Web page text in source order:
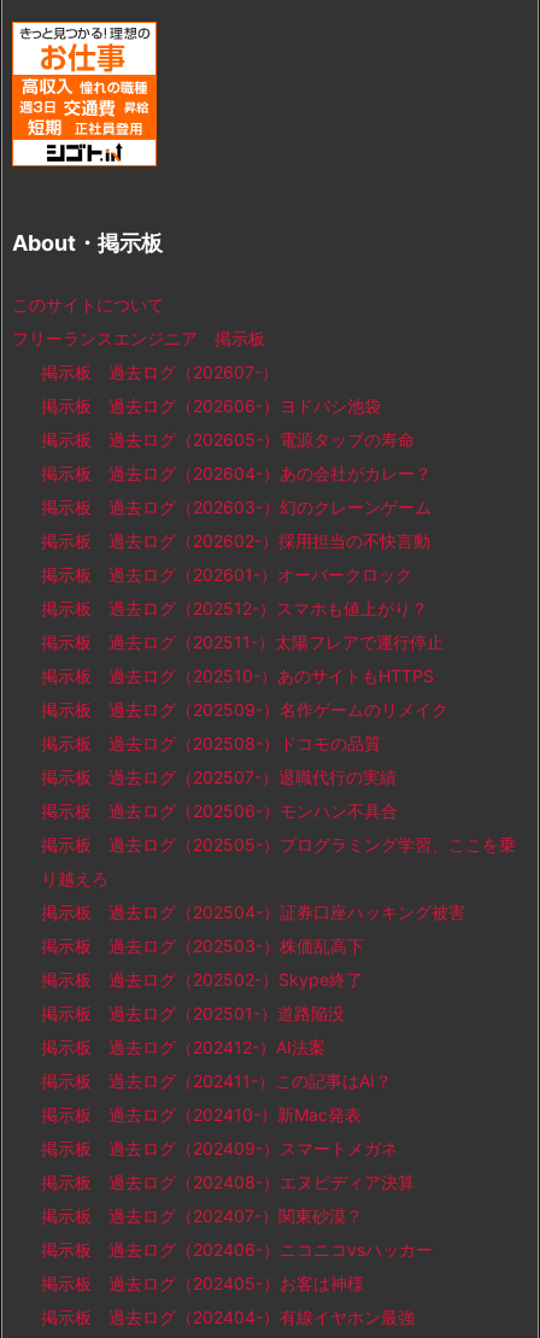
About・掲示板
このサイトについて
フリーランスエンジニア 掲示板
掲示板 過去ログ（202607-）
掲示板 過去ログ（202606-）ヨドバシ池袋
掲示板 過去ログ（202605-）電源タップの寿命
掲示板 過去ログ（202604-）あの会社がカレー？
掲示板 過去ログ（202603-）幻のクレーンゲーム
掲示板 過去ログ（202602-）採用担当の不快言動
掲示板 過去ログ（202601-）オーバークロック
掲示板 過去ログ（202512-）スマホも値上がり？
掲示板 過去ログ（202511-）太陽フレアで運行停止
掲示板 過去ログ（202510-）あのサイトもHTTPS
掲示板 過去ログ（202509-）名作ゲームのリメイク
掲示板 過去ログ（202508-）ドコモの品質
掲示板 過去ログ（202507-）退職代行の実績
掲示板 過去ログ（202506-）モンハン不具合
掲示板 過去ログ（202505-）プログラミング学習、ここを乗
り越えろ
掲示板 過去ログ（202504-）証券口座ハッキング被害
掲示板 過去ログ（202503-）株価乱高下
掲示板 過去ログ（202502-）Skype終了
掲示板 過去ログ（202501-）道路陥没
掲示板 過去ログ（202412-）AI法案
掲示板 過去ログ（202411-）この記事はAI？
掲示板 過去ログ（202410-）新Mac発表
掲示板 過去ログ（202409-）スマートメガネ
掲示板 過去ログ（202408-）エヌビディア決算
掲示板 過去ログ（202407-）関東砂漠？
掲示板 過去ログ（202406-）ニコニコvsハッカー
掲示板 過去ログ（202405-）お客は神様
掲示板 過去ログ（202404-）有線イヤホン最強